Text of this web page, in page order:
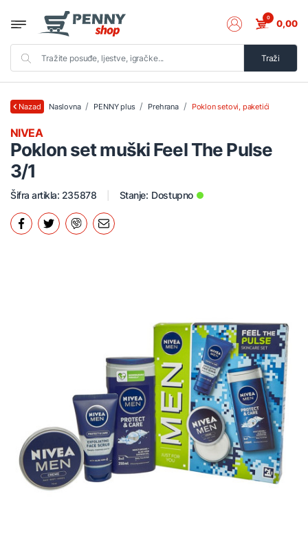
Traži
0 0,00
Nazad Naslovna PENNY plus Prehrana Poklon setovi, paketići
Poklon set muški Feel The Pulse
3/1
NIVEA
Šifra artikla: 235878 Stanje: Dostupno